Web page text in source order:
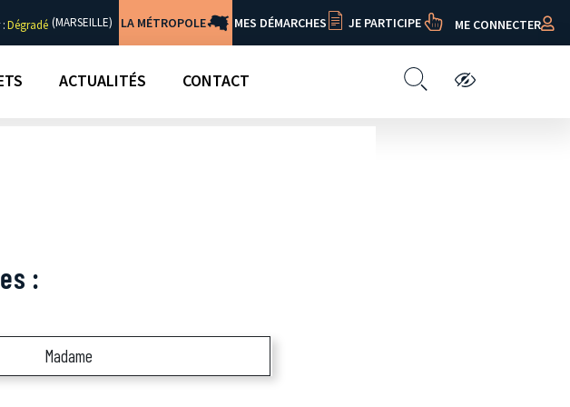
Dégradé (MARSEILLE) LA MÉTROPOLE MES DÉMARCHES JE PARTICIPE ME CONNECTER
ACTUALITÉS CONTACT
:
Madame